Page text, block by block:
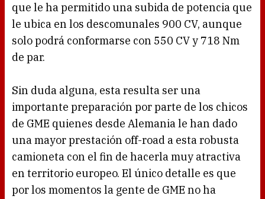
que le ha permitido una subida de potencia que
le ubica en los descomunales 900 CV, aunque
solo podrá conformarse con 550 CV y 718 Nm
de par.
Sin duda alguna, esta resulta ser una
importante preparación por parte de los chicos
de GME quienes desde Alemania le han dado
una mayor prestación off-road a esta robusta
camioneta con el fin de hacerla muy atractiva
en territorio europeo. El único detalle es que
por los momentos la gente de GME no ha